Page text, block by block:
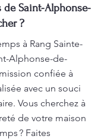
de Saint-Alphonse-
?
à Rang Sainte-
Alphonse-de-
confiée à
avec un souci
Vous cherchez à
de votre maison
? Faites